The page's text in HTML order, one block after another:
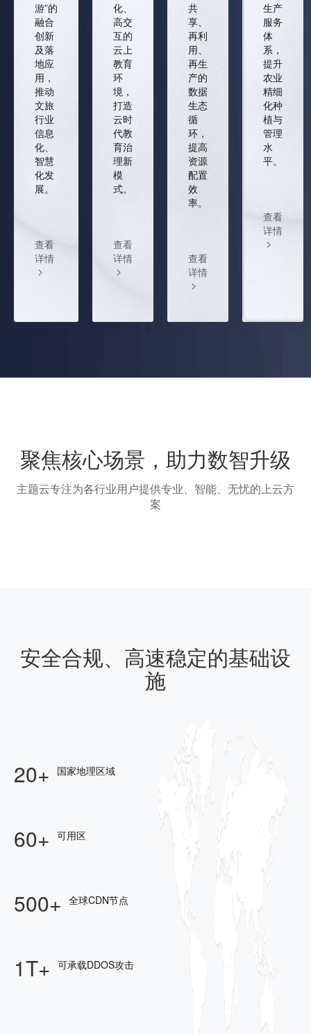
游”的
融合
创新
及落
地应
用，
推动
文旅
行业
信息
化、
智慧
化发
展。
查看
详情
化、
高交
互的
云上
教育
环
境，
打造
云时
代教
育治
理新
模
式。
查看
详情
共
享、
再利
用、
再生
产的
数据
生态
循
环，
提高
资源
配置
效
率。
查看
详情
生产
服务
体
系，
提升
农业
精细
化种
植与
管理
水
平。
查看
详情
聚焦核心场景，助力数智升级
主题云专注为各行业用户提供专业、智能、无忧的上云方
案
安全合规、高速稳定的基础设
施
20+ 国家地理区域
60+ 可用区
500+ 全球CDN节点
1T+ 可承载DDOS攻击